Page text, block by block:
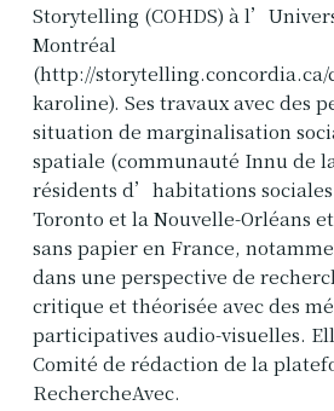
Storytelling (COHDS) à
Montréal
(http://
karoline). Ses travaux avec des
situation de marginalisation
spatiale (communauté Innu de
résidents d’habitations
Toronto et la Nouvelle-Orléans
sans papier en France,
dans une perspective de
critique et théorisée avec des
participatives audio-visuelles.
Comité de rédaction de la
RechercheAvec.